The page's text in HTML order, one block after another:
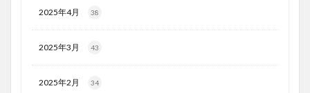
2025年4月 38
2025年3月 43
2025年2月 34